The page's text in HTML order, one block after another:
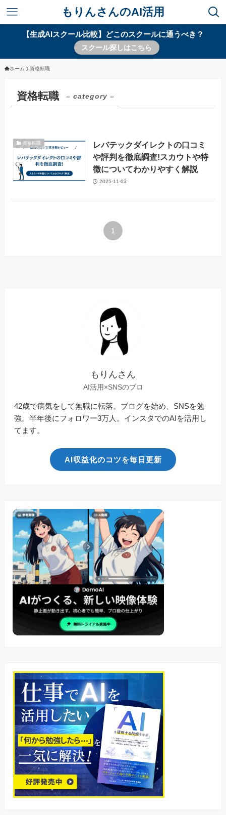
もりんさんのAI活用
【生成AIスクール比較】どこのスクールに通うべき？
スクール探しはこちら
ホーム 資格転職
資格転職 – category –
資格転職
レバテックダイレクトの口コミ
や評判を徹底調査!スカウトや特
徴についてわかりやすく解説
2025-11-03
1
もりんさん
AI活用×SNSのプロ
42歳で病気をして無職に転落。ブログを始め、SNSを勉
強。半年後にフォロワー3万人。インスタでのAIを活用し
てます。
AI収益化のコツを毎日更新